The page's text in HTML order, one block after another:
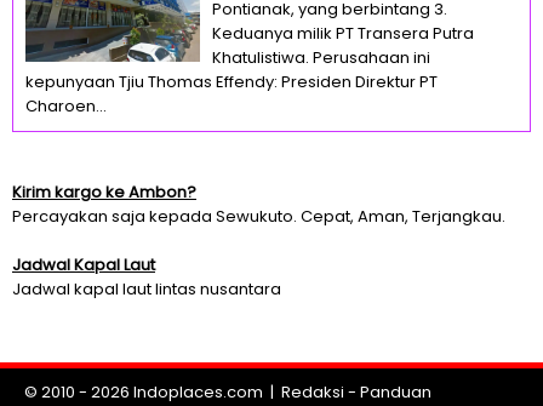
Pontianak, yang berbintang 3.
Keduanya milik PT Transera Putra
Khatulistiwa. Perusahaan ini
kepunyaan Tjiu Thomas Effendy: Presiden Direktur PT
Charoen...
Kirim kargo ke Ambon?
Percayakan saja kepada Sewukuto. Cepat, Aman, Terjangkau.
Jadwal Kapal Laut
Jadwal kapal laut lintas nusantara
© 2010 - 2026 Indoplaces.com | Redaksi - Panduan